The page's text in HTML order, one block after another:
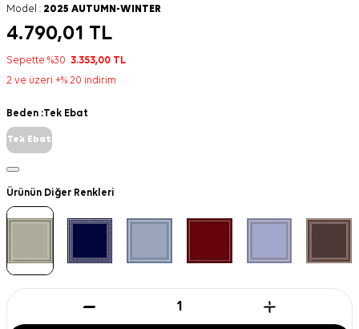
Model : 2025 AUTUMN-WINTER
4.790,01 TL
Sepette %30 3.353,00 TL
2 ve üzeri +% 20 indirim
Beden :Tek Ebat
Tek Ebat
Ürünün Diğer Renkleri